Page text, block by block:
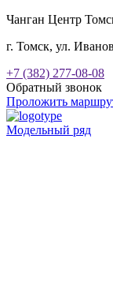
Чанган Центр
г. Томск, ул.
+7 (382) 277-08-08
Обратный звонок
Проложить
Модельный ряд